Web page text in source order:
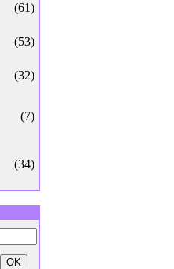
(61)
(53)
(32)
(7)
(34)